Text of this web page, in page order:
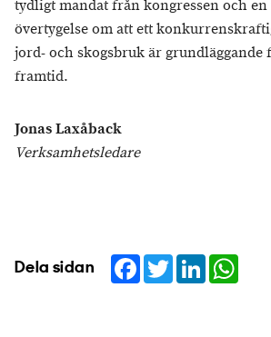
tydligt mandat från kongressen och
övertygelse om att ett
jord- och skogsbruk är grundläggande
framtid.
Jonas Laxåback
Verksamhetsledare
Dela sidan Facebook
TwitterLinkedIn